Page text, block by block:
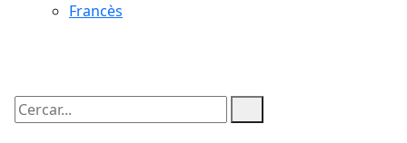
Francès
Cercar: